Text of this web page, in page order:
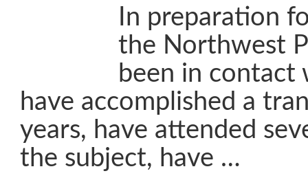
In preparation
the Northwest
been in contact
have accomplished a
years, have attended
the subject, have …